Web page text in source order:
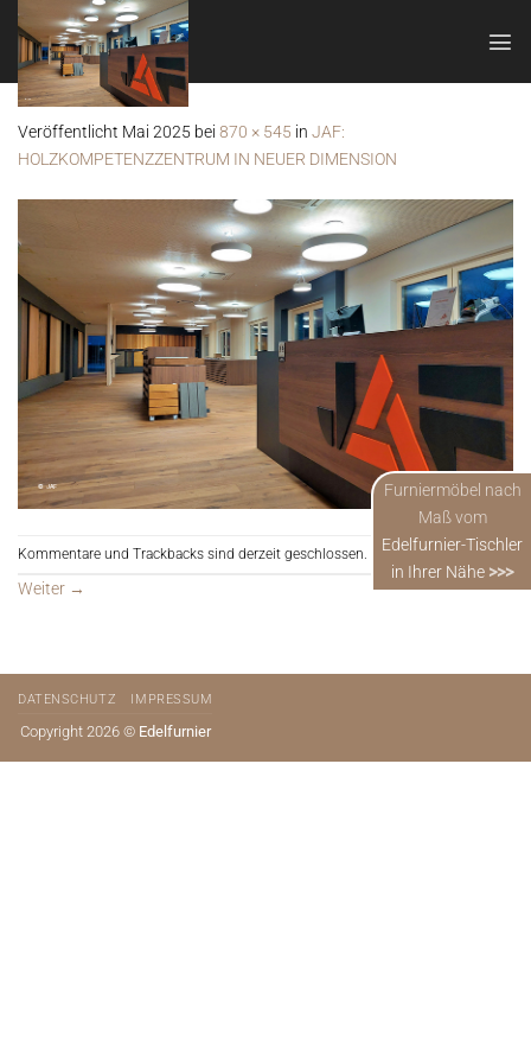
Zum
Inhalt
springen
Veröffentlicht Mai 2025 bei 870 × 545 in JAF:
HOLZKOMPETENZZENTRUM IN NEUER DIMENSION
Kommentare und Trackbacks sind derzeit geschlossen.
Weiter →
DATENSCHUTZ IMPRESSUM
Copyright 2026 © Edelfurnier
Furniermöbel nach
Maß vom
Edelfurnier-Tischler
in Ihrer Nähe >>>